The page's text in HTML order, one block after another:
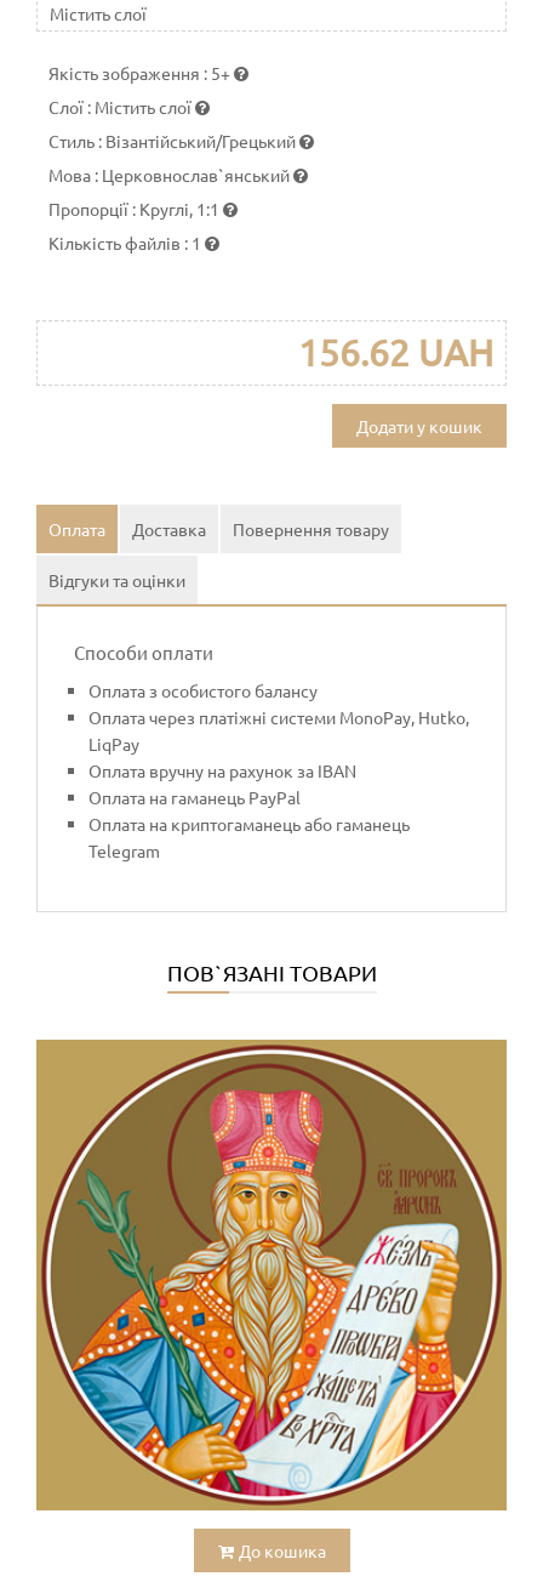
Містить слої
Якість зображення : 5+
Слої : Містить слої
Стиль : Візантійський/Грецький
Мова : Церковнослав`янський
Пропорції : Круглі, 1:1
Кількість файлів : 1
156.62 UAH
Додати у кошик
Оплата Доставка Повернення товару
Відгуки та оцінки
Способи оплати
Оплата з особистого балансу
Оплата через платіжні системи MonoPay, Hutko,
LiqPay
Оплата вручну на рахунок за IBAN
Оплата на гаманець PayPal
Оплата на криптогаманець або гаманець
Telegram
ПОВ`ЯЗАНІ ТОВАРИ
До кошика